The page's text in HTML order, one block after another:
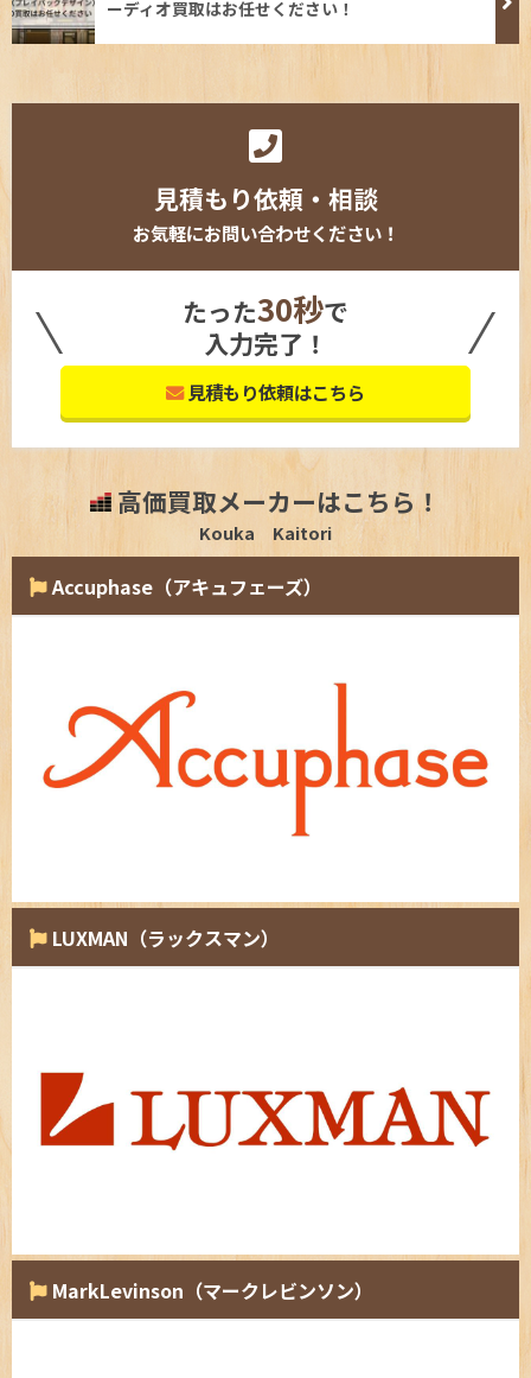
ーディオ買取はお任せください！
見積もり依頼・相談
お気軽にお問い合わせください！
たった30秒で
入力完了！
見積もり依頼はこちら
高価買取メーカーはこちら！
Kouka Kaitori
Accuphase（アキュフェーズ）
LUXMAN（ラックスマン）
MarkLevinson（マークレビンソン）